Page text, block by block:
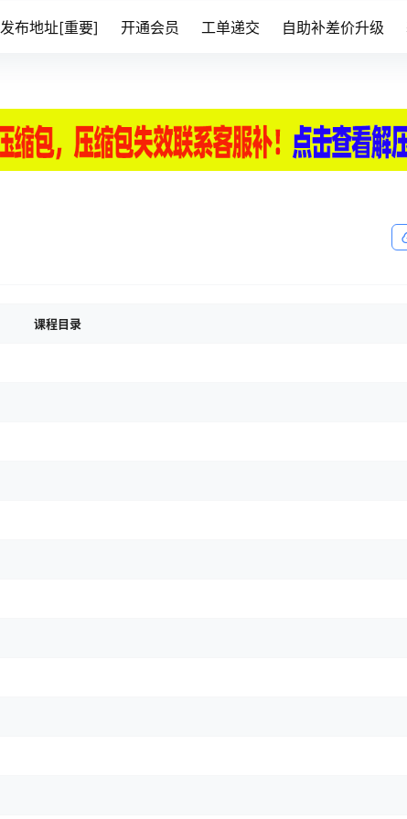
发布地址[重要] 开通会员 工单递交 自助补差价升级
课程目录